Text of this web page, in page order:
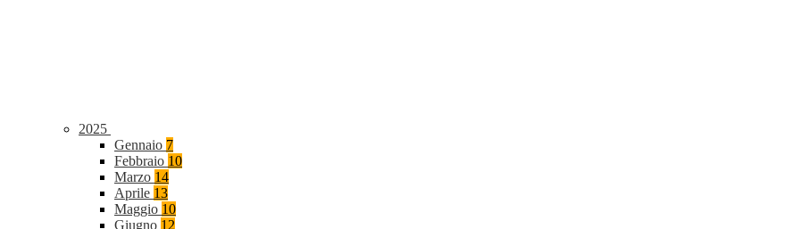
2025
Gennaio 7
Febbraio 10
Marzo 14
Aprile 13
Maggio 10
Giugno 12